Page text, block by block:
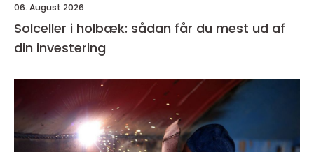
06. August 2026
Solceller i holbæk: sådan får du mest ud af
din investering